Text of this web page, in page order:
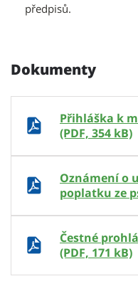
předpisů.
Dokumenty
Přihláška k
(PDF, 354 kB)
Oznámení o
poplatku ze
Čestné
(PDF, 171 kB)